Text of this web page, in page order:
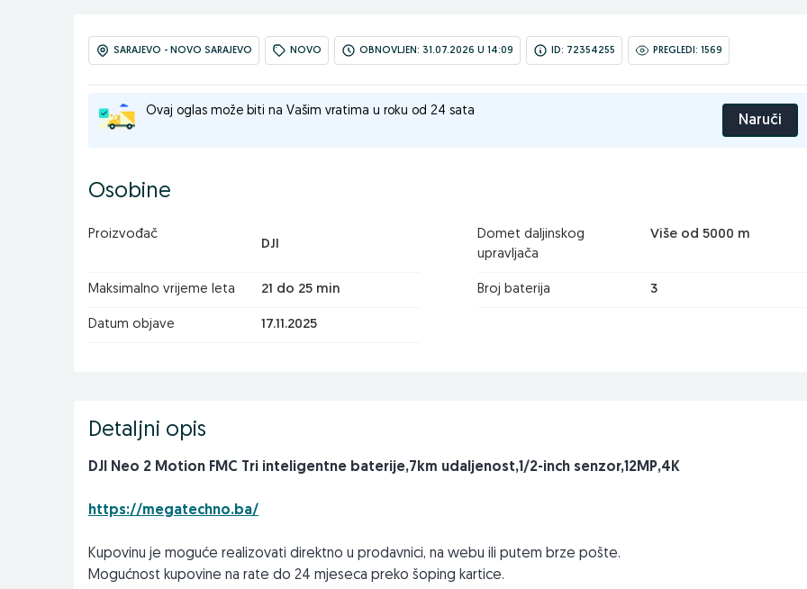
SARAJEVO - NOVO SARAJEVO NOVO OBNOVLJEN: 31.07.2026 U 14:09 ID: 72354255 PREGLEDI: 1569
Ovaj oglas može biti na Vašim vratima u roku od 24 sata
Naruči
Osobine
Proizvođač
DJI
Domet daljinskog
upravljača
Više od 5000 m
Maksimalno vrijeme leta 21 do 25 min Broj baterija 3
Datum objave 17.11.2025
Detaljni opis
DJI Neo 2 Motion FMC Tri inteligentne baterije,7km udaljenost,1/2-inch senzor,12MP,4K
https://megatechno.ba/
Kupovinu je moguće realizovati direktno u prodavnici, na webu ili putem brze pošte.
Mogućnost kupovine na rate do 24 mjeseca preko šoping kartice.